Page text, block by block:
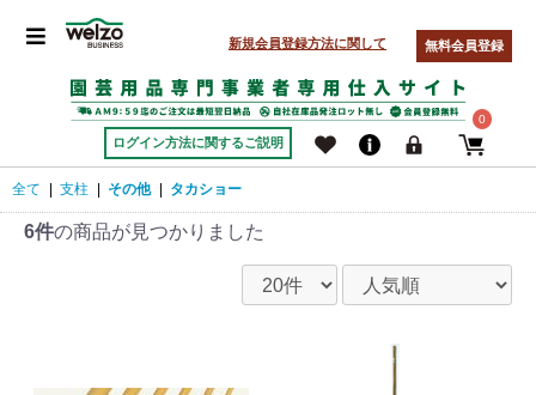
新規会員登録方法に関して 無料会員登録
ログイン方法に関するご説明
0
全て | 支柱 | その他 | タカショー
6件の商品が見つかりました